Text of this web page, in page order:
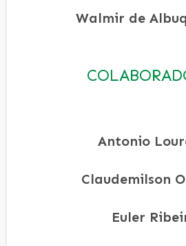
Walmir de
Antonio
Claudemilson
Euler